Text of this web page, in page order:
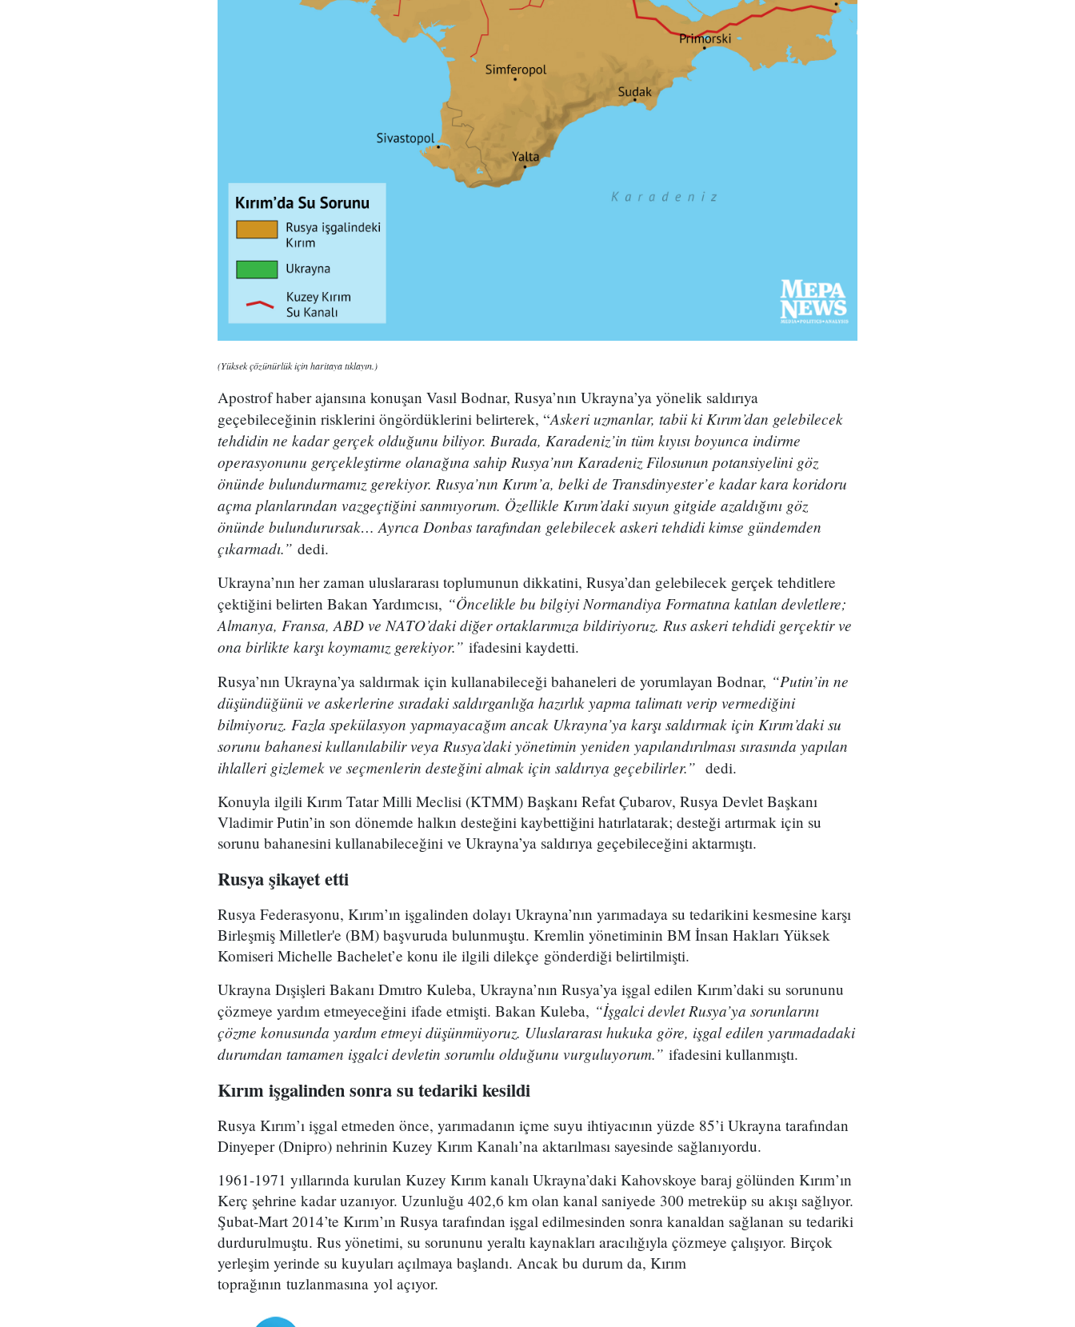
(Yüksek çözünürlük için haritaya tıklayın.)
Apostrof haber ajansına konuşan Vasıl Bodnar, Rusya’nın Ukrayna’ya yönelik saldırıya
geçebileceğinin risklerini öngördüklerini belirterek, “Askeri uzmanlar, tabii ki Kırım’dan gelebilecek
tehdidin ne kadar gerçek olduğunu biliyor. Burada, Karadeniz’in tüm kıyısı boyunca indirme
operasyonunu gerçekleştirme olanağına sahip Rusya’nın Karadeniz Filosunun potansiyelini göz
önünde bulundurmamız gerekiyor. Rusya’nın Kırım’a, belki de Transdinyester’e kadar kara koridoru
açma planlarından vazgeçtiğini sanmıyorum. Özellikle Kırım’daki suyun gitgide azaldığını göz
önünde bulundurursak… Ayrıca Donbas tarafından gelebilecek askeri tehdidi kimse gündemden
çıkarmadı.” dedi.
Ukrayna’nın her zaman uluslararası toplumunun dikkatini, Rusya’dan gelebilecek gerçek tehditlere
çektiğini belirten Bakan Yardımcısı, “Öncelikle bu bilgiyi Normandiya Formatına katılan devletlere;
Almanya, Fransa, ABD ve NATO’daki diğer ortaklarımıza bildiriyoruz. Rus askeri tehdidi gerçektir ve
ona birlikte karşı koymamız gerekiyor.” ifadesini kaydetti.
Rusya’nın Ukrayna’ya saldırmak için kullanabileceği bahaneleri de yorumlayan Bodnar, “Putin’in ne
düşündüğünü ve askerlerine sıradaki saldırganlığa hazırlık yapma talimatı verip vermediğini
bilmiyoruz. Fazla spekülasyon yapmayacağım ancak Ukrayna’ya karşı saldırmak için Kırım’daki su
sorunu bahanesi kullanılabilir veya Rusya’daki yönetimin yeniden yapılandırılması sırasında yapılan
ihlalleri gizlemek ve seçmenlerin desteğini almak için saldırıya geçebilirler.” dedi.
Konuyla ilgili Kırım Tatar Milli Meclisi (KTMM) Başkanı Refat Çubarov, Rusya Devlet Başkanı
Vladimir Putin’in son dönemde halkın desteğini kaybettiğini hatırlatarak; desteği artırmak için su
sorunu bahanesini kullanabileceğini ve Ukrayna’ya saldırıya geçebileceğini aktarmıştı.
Rusya şikayet etti
Rusya Federasyonu, Kırım’ın işgalinden dolayı Ukrayna’nın yarımadaya su tedarikini kesmesine karşı
Birleşmiş Milletler'e (BM) başvuruda bulunmuştu. Kremlin yönetiminin BM İnsan Hakları Yüksek
Komiseri Michelle Bachelet’e konu ile ilgili dilekçe gönderdiği belirtilmişti.
Ukrayna Dışişleri Bakanı Dmıtro Kuleba, Ukrayna’nın Rusya’ya işgal edilen Kırım’daki su sorununu
çözmeye yardım etmeyeceğini ifade etmişti. Bakan Kuleba, “İşgalci devlet Rusya’ya sorunlarını
çözme konusunda yardım etmeyi düşünmüyoruz. Uluslararası hukuka göre, işgal edilen yarımadadaki
durumdan tamamen işgalci devletin sorumlu olduğunu vurguluyorum.” ifadesini kullanmıştı.
Kırım işgalinden sonra su tedariki kesildi
Rusya Kırım’ı işgal etmeden önce, yarımadanın içme suyu ihtiyacının yüzde 85’i Ukrayna tarafından
Dinyeper (Dnipro) nehrinin Kuzey Kırım Kanalı’na aktarılması sayesinde sağlanıyordu.
1961-1971 yıllarında kurulan Kuzey Kırım kanalı Ukrayna’daki Kahovskoye baraj gölünden Kırım’ın
Kerç şehrine kadar uzanıyor. Uzunluğu 402,6 km olan kanal saniyede 300 metreküp su akışı sağlıyor.
Şubat-Mart 2014’te Kırım’ın Rusya tarafından işgal edilmesinden sonra kanaldan sağlanan su tedariki
durdurulmuştu. Rus yönetimi, su sorununu yeraltı kaynakları aracılığıyla çözmeye çalışıyor. Birçok
yerleşim yerinde su kuyuları açılmaya başlandı. Ancak bu durum da, Kırım
toprağının tuzlanmasına yol açıyor.